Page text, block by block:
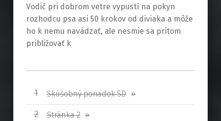
Vodič pri dobrom vetre vypustí na pokyn
rozhodcu psa asi 50 krokov od diviaka a môže
ho k nemu navádzať, ale nesmie sa pritom
približovať k
Skúšobný poriadok SD
Stránka 2